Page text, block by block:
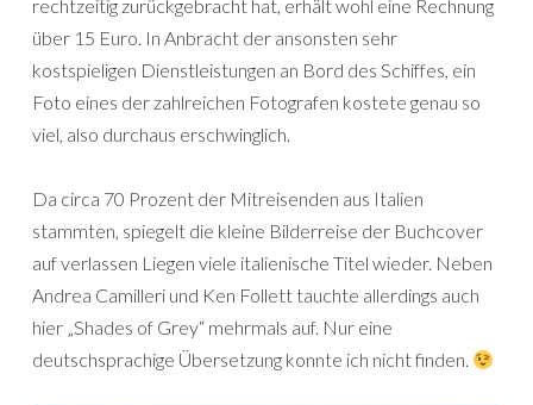
rechtzeitig zurückgebracht hat, erhält wohl eine Rechnung
über 15 Euro. In Anbracht der ansonsten sehr
kostspieligen Dienstleistungen an Bord des Schiffes, ein
Foto eines der zahlreichen Fotografen kostete genau so
viel, also durchaus erschwinglich.
Da circa 70 Prozent der Mitreisenden aus Italien
stammten, spiegelt die kleine Bilderreise der Buchcover
auf verlassen Liegen viele italienische Titel wieder. Neben
Andrea Camilleri und Ken Follett tauchte allerdings auch
hier „Shades of Grey“ mehrmals auf. Nur eine
deutschsprachige Übersetzung konnte ich nicht finden.